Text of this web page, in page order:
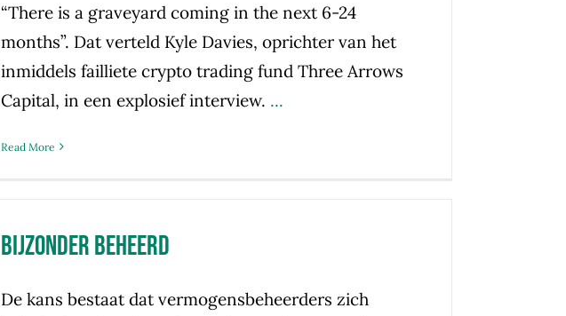
“There is a graveyard coming in the next 6-24
months”. Dat verteld Kyle Davies, oprichter van het
inmiddels failliete crypto trading fund Three Arrows
Capital, in een explosief interview. ...
Read More
Bijzonder Beheerd
De kans bestaat dat vermogensbeheerders zich